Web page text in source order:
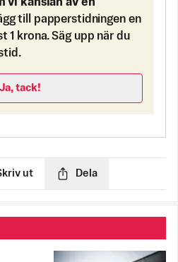
vi känslan av en
till papperstidningen en
1 krona. Säg upp när du
Ja, tack!
ut Dela